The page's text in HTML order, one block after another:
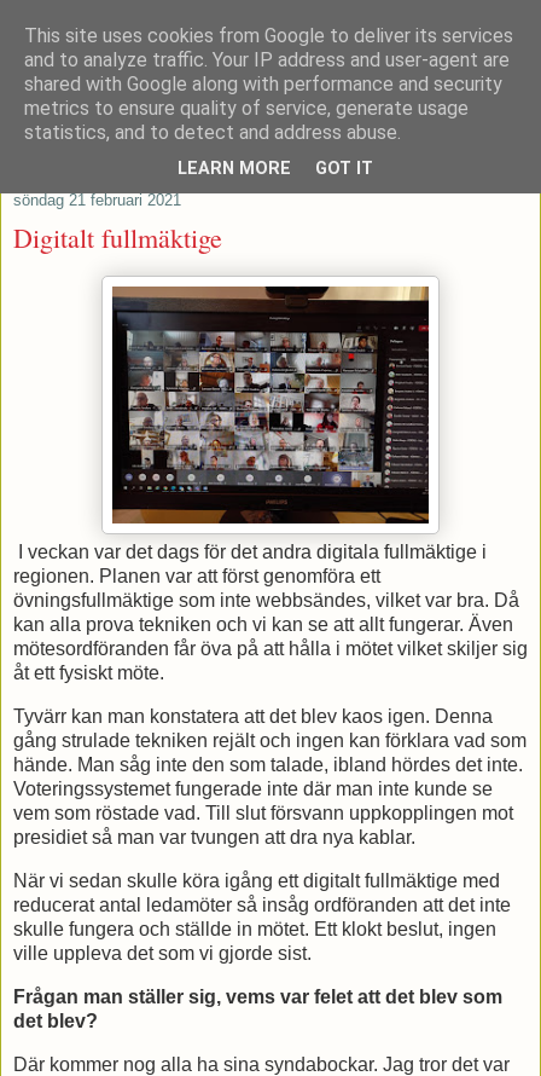
Patrik Stenvard
Tankar från ett moderat regionråd
söndag 21 februari 2021
Digitalt fullmäktige
I veckan var det dags för det andra digitala fullmäktige i
regionen. Planen var att först genomföra ett
övningsfullmäktige som inte webbsändes, vilket var bra. Då
kan alla prova tekniken och vi kan se att allt fungerar. Även
mötesordföranden får öva på att hålla i mötet vilket skiljer sig
åt ett fysiskt möte.
Tyvärr kan man konstatera att det blev kaos igen. Denna
gång strulade tekniken rejält och ingen kan förklara vad som
hände. Man såg inte den som talade, ibland hördes det inte.
Voteringssystemet fungerade inte där man inte kunde se
vem som röstade vad. Till slut försvann uppkopplingen mot
presidiet så man var tvungen att dra nya kablar.
När vi sedan skulle köra igång ett digitalt fullmäktige med
reducerat antal ledamöter så insåg ordföranden att det inte
skulle fungera och ställde in mötet. Ett klokt beslut, ingen
ville uppleva det som vi gjorde sist.
Frågan man ställer sig, vems var felet att det blev som
det blev?
Där kommer nog alla ha sina syndabockar. Jag tror det var
This site uses cookies from Google to deliver its services
and to analyze traffic. Your IP address and user-agent are
shared with Google along with performance and security
metrics to ensure quality of service, generate usage
statistics, and to detect and address abuse.
LEARN MORE GOT IT